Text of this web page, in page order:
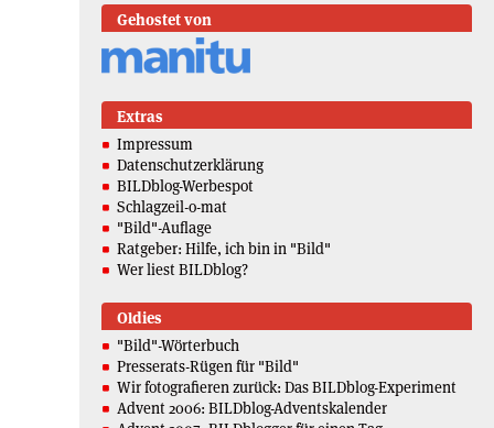
Gehostet von
Extras
Impressum
Datenschutzerklärung
BILDblog-Werbespot
Schlagzeil-o-mat
"Bild"-Auflage
Ratgeber: Hilfe, ich bin in "Bild"
Wer liest BILDblog?
Oldies
"Bild"-Wörterbuch
Presserats-Rügen für "Bild"
Wir fotografieren zurück: Das BILDblog-Experiment
Advent 2006: BILDblog-Adventskalender